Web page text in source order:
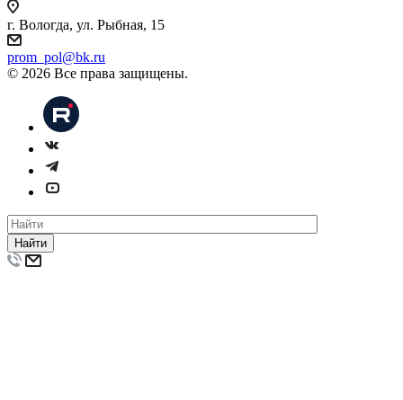
г. Вологда, ул. Рыбная, 15
prom_pol@bk.ru
© 2026 Все права защищены.
Найти